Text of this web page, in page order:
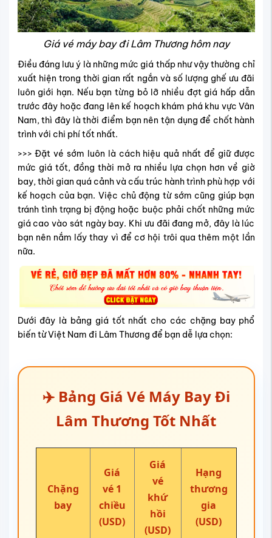
Giá vé máy bay đi Lâm Thương hôm nay
Điều đáng lưu ý là những mức giá thấp như vậy thường chỉ
xuất hiện trong thời gian rất ngắn và số lượng ghế ưu đãi
luôn giới hạn. Nếu bạn từng bỏ lỡ nhiều đợt giá hấp dẫn
trước đây hoặc đang lên kế hoạch khám phá khu vực Vân
Nam, thì đây là thời điểm bạn nên tận dụng để chốt hành
trình với chi phí tốt nhất.
>>> Đặt vé sớm luôn là cách hiệu quả nhất để giữ được
mức giá tốt, đồng thời mở ra nhiều lựa chọn hơn về giờ
bay, thời gian quá cảnh và cấu trúc hành trình phù hợp với
kế hoạch của bạn. Việc chủ động từ sớm cũng giúp bạn
tránh tình trạng bị động hoặc buộc phải chốt những mức
giá cao vào sát ngày bay. Khi ưu đãi đang mở, đây là lúc
bạn nên nắm lấy thay vì để cơ hội trôi qua thêm một lần
nữa.
Dưới đây là bảng giá tốt nhất cho các chặng bay phổ
biến từ Việt Nam đi Lâm Thương để bạn dễ lựa chọn:
✈️ Bảng Giá Vé Máy Bay Đi
Lâm Thương Tốt Nhất
Chặng
bay
Giá
vé 1
chiều
(USD)
Giá
vé
khứ
hồi
(USD)
Hạng
thương
gia
(USD)